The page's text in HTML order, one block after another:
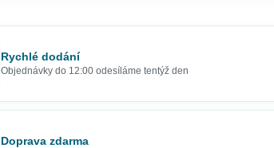
Rychlé dodání
Objednávky do 12:00 odesíláme tentýž den
Doprava zdarma